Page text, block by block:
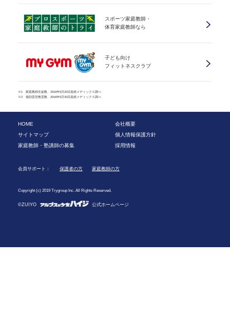
スポーツ家庭教師・
体育家庭教師なら
子ども向け
フィットネスクラブ
※1 家庭教師生徒数、2016年5月20日産經メディックス調べ
※2 個別直営教室数、2016年5月20日産經メディックス調べ
HOME
会社概要
サイトマップ
個人情報保護方針
家庭教師・塾講師の募集
採用情報
会員サポート： 保護者の方 家庭教師の方
Copyright (c) 2019 Trygroup Inc. All Rights Reserved.
©ZUIYO 公式ホームページ